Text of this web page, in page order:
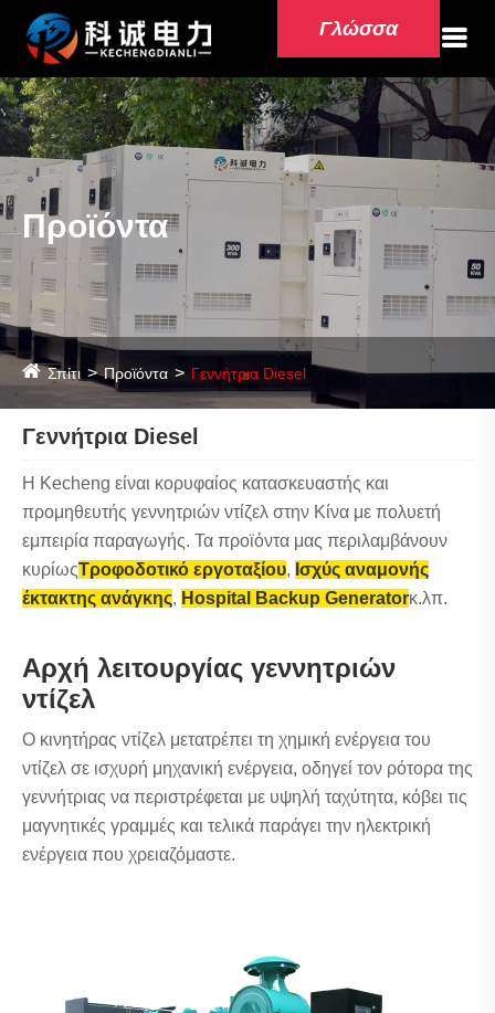
Γλώσσα
Προϊόντα
Σπίτι Προϊόντα Γεννήτρια Diesel
Γεννήτρια Diesel
Η Kecheng είναι κορυφαίος κατασκευαστής και
προμηθευτής γεννητριών ντίζελ στην Κίνα με πολυετή
εμπειρία παραγωγής. Τα προϊόντα μας περιλαμβάνουν
κυρίωςΤροφοδοτικό εργοταξίου, Ισχύς αναμονής
έκτακτης ανάγκης, Hospital Backup Generatorκ.λπ.
Αρχή λειτουργίας γεννητριών
ντίζελ
Ο κινητήρας ντίζελ μετατρέπει τη χημική ενέργεια του
ντίζελ σε ισχυρή μηχανική ενέργεια, οδηγεί τον ρότορα της
γεννήτριας να περιστρέφεται με υψηλή ταχύτητα, κόβει τις
μαγνητικές γραμμές και τελικά παράγει την ηλεκτρική
ενέργεια που χρειαζόμαστε.